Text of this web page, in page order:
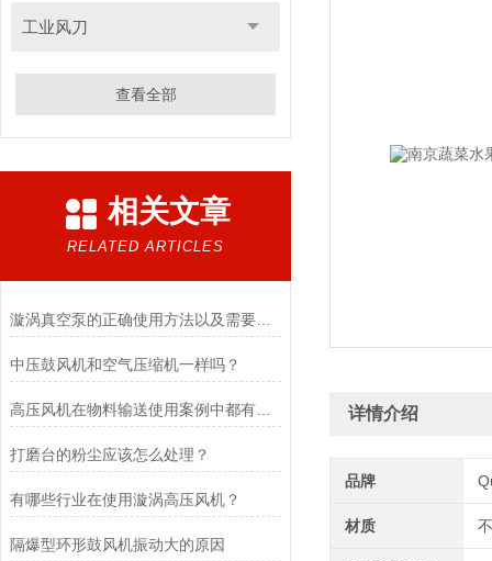
工业风刀
查看全部
相关文章
RELATED ARTICLES
漩涡真空泵的正确使用方法以及需要注意的事项
中压鼓风机和空气压缩机一样吗？
高压风机在物料输送使用案例中都有哪些行业
打磨台的粉尘应该怎么处理？
有哪些行业在使用漩涡高压风机？
隔爆型环形鼓风机振动大的原因
详情介绍
品牌
材质